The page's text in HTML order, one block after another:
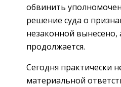
обвинить
решение суда о
незаконной вынесено,
продолжается.
Сегодня практически
материальной